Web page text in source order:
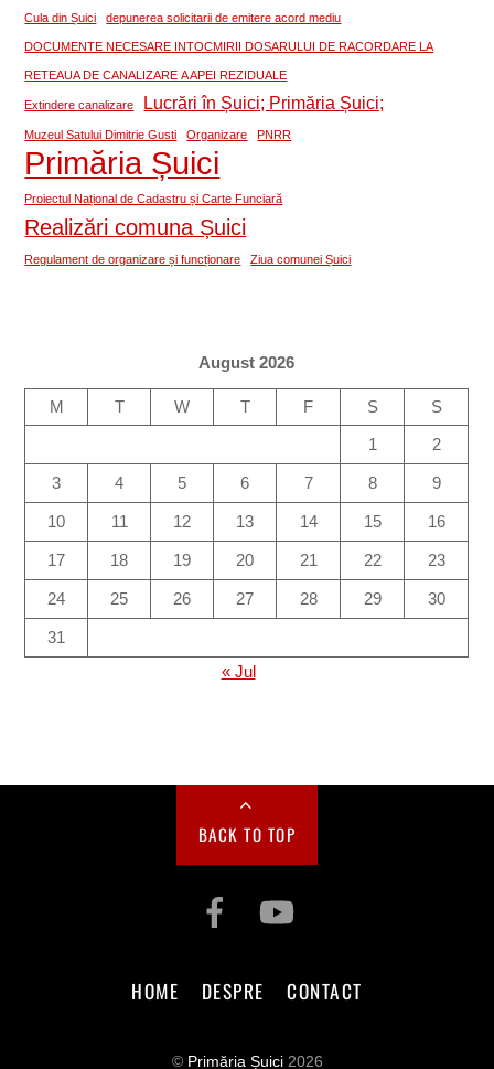
Cula din Șuici depunerea solicitarii de emitere acord mediu
DOCUMENTE NECESARE INTOCMIRII DOSARULUI DE RACORDARE LA
RETEAUA DE CANALIZARE A APEI REZIDUALE
Extindere canalizare Lucrări în Șuici; Primăria Șuici;
Muzeul Satului Dimitrie Gusti Organizare PNRR
Primăria Șuici
Proiectul Național de Cadastru și Carte Funciară
Realizări comuna Șuici
Regulament de organizare și funcționare Ziua comunei Șuici
August 2026
M T W T F S
S
1
2
3 4 5 6 7 8 9
10 11 12 13 14 15 16
17 18 19 20 21 22 23
24 25 26 27 28 29 30
31
« Jul
BACK TO TOP
HOME DESPRE CONTACT
© Primăria Șuici2026